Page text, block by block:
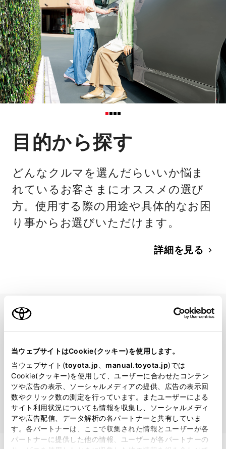
当ウェブサイトはCookie(クッキー)を使用します。
当ウェブサイト(toyota.jp manual.toyota.jp)では
Cookie(クッキー)を使用して、ユーザーに合わせたコンテン
ツや広告の表示、ソーシャルメディアの提供、広告の表示回
数やクリック数の測定を行っています。またユーザーによる
サイト利用状況についても情報を収集し、ソーシャルメディ
アや広告配信、データ解析の各パートナーと共有していま
す。各パートナーは、ここで収集された情報とユーザーが各
パートナーに提供した他の情報、ユーザーが各パートナーの
目的から探す
どんなクルマを選んだらいいか悩ま
れているお客さまにオススメの選び
方。使用する際の用途や具体的なお困
り事からお選びいただけます。
詳細を見る